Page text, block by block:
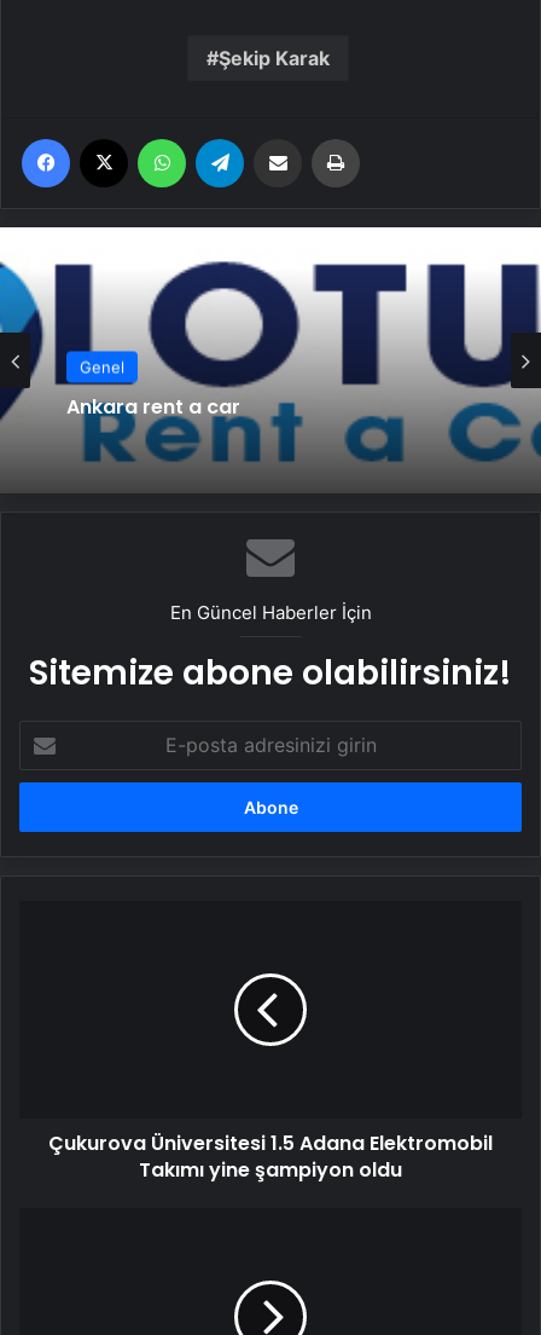
Şekip Karak
Facebook WhatsApp Email'den paylaş
Genel
Ankara rent a car
Genel
En Güncel Haberler İçin
Sitemize abone olabilirsiniz!
posta
adresinizi
Çukurova Üniversitesi 1.5 Adana Elektromobil
Takımı yine şampiyon oldu